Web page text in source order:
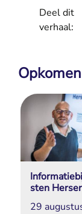
Deel dit
verhaal:
sten
29